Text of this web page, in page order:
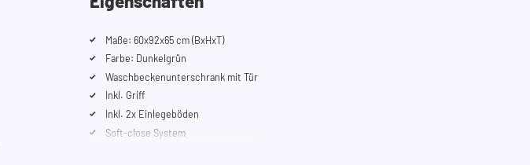
Maße: 60x92x65 cm (BxHxT)
Farbe: Dunkelgrün
Waschbeckenunterschrank mit Tür
Inkl. Griff
Inkl. 2x Einlegeböden
Soft-close System